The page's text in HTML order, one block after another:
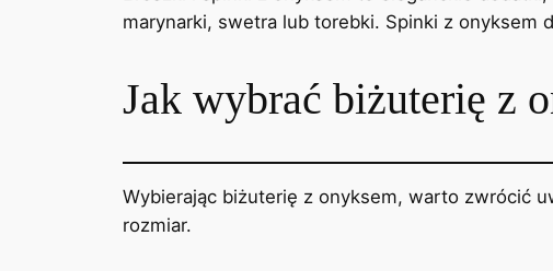
marynarki, swetra lub torebki. Spinki z onyksem
Jak wybrać biżuterię z
Wybierając biżuterię z onyksem, warto zwrócić
rozmiar.